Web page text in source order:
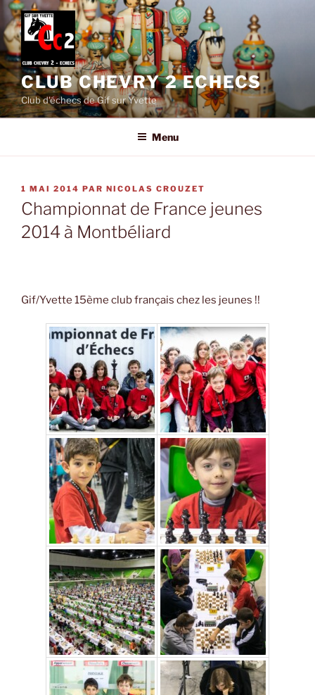
Aller
au
contenu
principal
CLUB CHEVRY 2 ECHECS
Club d'échecs de Gif sur Yvette
Menu
PUBLIÉ
LE
1 MAI 2014 PAR NICOLAS CROUZET
Championnat de France jeunes
2014 à Montbéliard
Gif/Yvette 15ème club français chez les jeunes !!